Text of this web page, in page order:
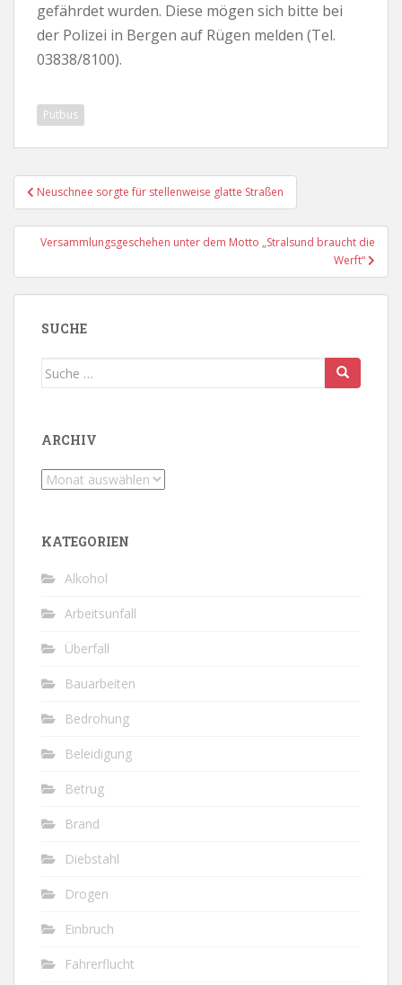
gefährdet wurden. Diese mögen sich bitte bei
der Polizei in Bergen auf Rügen melden (Tel.
03838/8100).
Putbus
Beitragsnavigation
Neuschnee sorgte für stellenweise glatte Straßen
Versammlungsgeschehen unter dem Motto „Stralsund braucht die
Werft“
SUCHE
Suche
ARCHIV
Archiv
KATEGORIEN
Alkohol
Arbeitsunfall
Überfall
Bauarbeiten
Bedrohung
Beleidigung
Betrug
Brand
Diebstahl
Drogen
Einbruch
Fahrerflucht